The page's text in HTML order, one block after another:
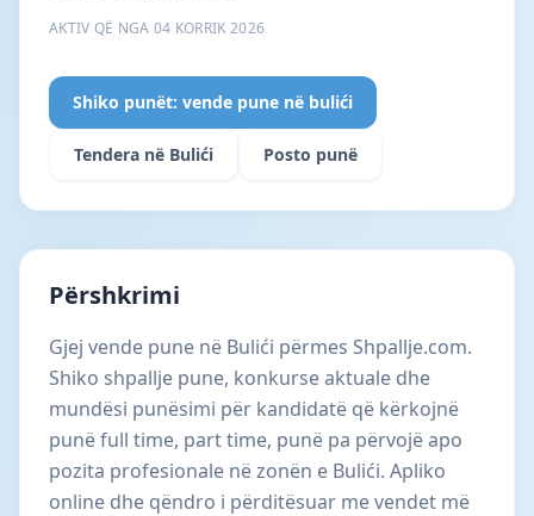
AKTIV QË NGA 04 KORRIK 2026
Shiko punët: vende pune në bulići
Tendera në Bulići Posto punë
Përshkrimi
Gjej vende pune në Bulići përmes Shpallje.com.
Shiko shpallje pune, konkurse aktuale dhe
mundësi punësimi për kandidatë që kërkojnë
punë full time, part time, punë pa përvojë apo
pozita profesionale në zonën e Bulići. Apliko
online dhe qëndro i përditësuar me vendet më